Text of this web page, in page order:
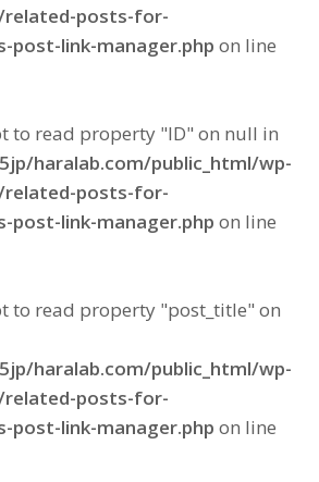
posts-for-
post-link-manager.php on line
to read property "ID" on null in
haralab.com/public_html/wp-
posts-for-
post-link-manager.php on line
to read property "post_title" on
haralab.com/public_html/wp-
posts-for-
post-link-manager.php on line